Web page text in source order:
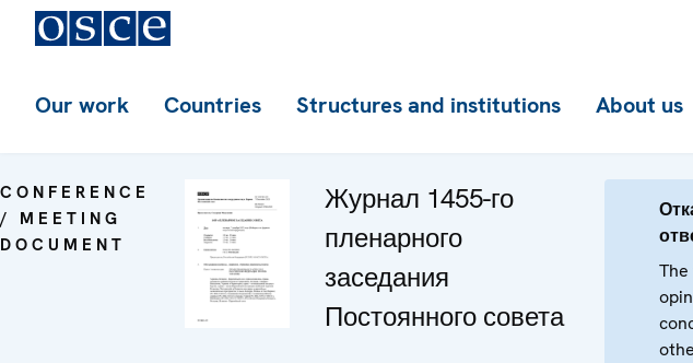
Our work Countries Structures and institutions About us
CONFERENCE
/ MEETING
DOCUMENT
Журнал 1455-го
пленарного
заседания
Постоянного совета